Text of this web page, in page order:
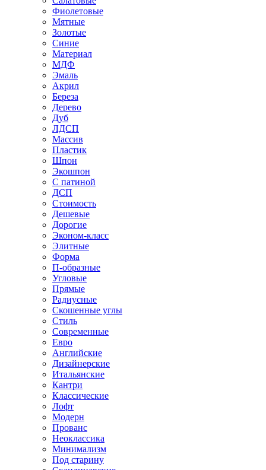
Фиолетовые
Мятные
Золотые
Синие
Материал
МДФ
Эмаль
Акрил
Береза
Дерево
Дуб
ЛДСП
Массив
Пластик
Шпон
Экошпон
С патиной
ДСП
Стоимость
Дешевые
Дорогие
Эконом-класс
Элитные
Форма
П-образные
Угловые
Прямые
Радиусные
Скошенные углы
Стиль
Современные
Евро
Английские
Дизайнерские
Итальянские
Кантри
Классические
Лофт
Модерн
Прованс
Неоклассика
Минимализм
Под старину